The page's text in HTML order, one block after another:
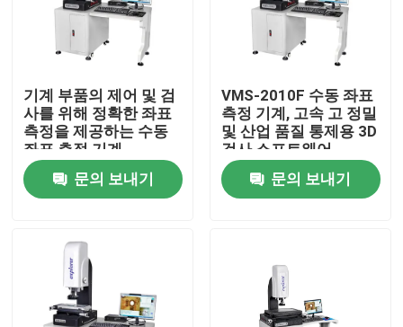
집
비디오
기계 부품의 제어 및 검
사를 위해 정확한 좌표
측정을 제공하는 수동
좌표 측정 기계
문의 보내기
VMS-2010F 수동 좌표
측정 기계, 고속 고 정밀
및 산업 품질 통제용 3D
검사 소프트웨어
문의 보내기